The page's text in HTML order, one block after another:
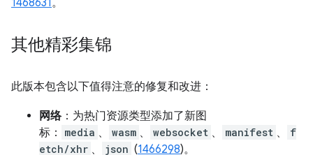
其他精彩集锦
此版本包含以下值得注意的修复和改进：
网络：为热门资源类型添加了新图
标：
media 、 wasm 、 websocket 、 manifest 、
f
etch/xhr 、 json (1466298)。